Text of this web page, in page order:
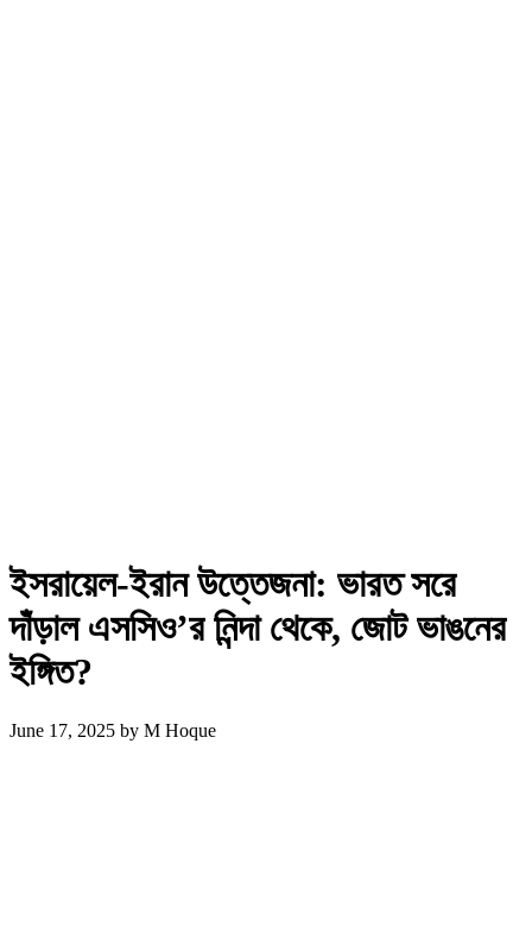
ইসরায়েল-ইরান উত্তেজনা: ভারত সরে
দাঁড়াল এসসিও’র নিন্দা থেকে, জোট ভাঙনের
ইঙ্গিত?
June 17, 2025 by M Hoque